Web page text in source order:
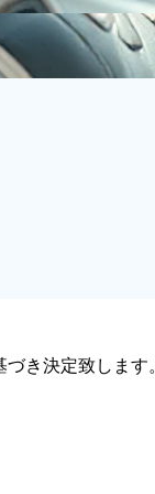
づき決定致します